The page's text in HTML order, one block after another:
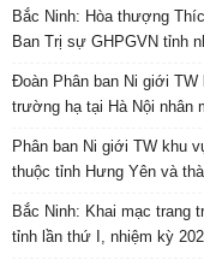
Bắc Ninh: Hòa thượng
Ban Trị sự GHPGVN tỉnh
Đoàn Phân ban Ni giới
trường hạ tại Hà Nội nhân
Phân ban Ni giới TW khu
thuộc tỉnh Hưng Yên và
Bắc Ninh: Khai mạc trang
tỉnh lần thứ I, nhiệm kỳ